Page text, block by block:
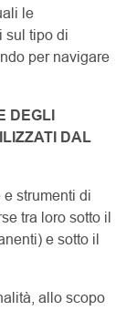
le
sul tipo di
per navigare
DEGLI
DAL
e strumenti di
tra loro sotto il
e sotto il
allo scopo